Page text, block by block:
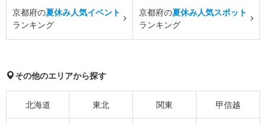
京都府の夏休み人気イベント
ランキング
京都府の夏休み人気スポット
ランキング
その他のエリアから探す
北海道 東北 関東 甲信越